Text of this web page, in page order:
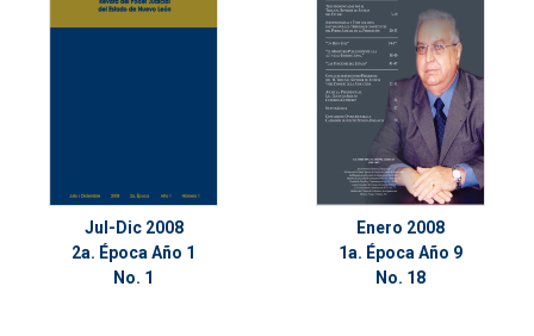
Jul-Dic 2008
2a. Época Año 1
No. 1
Enero 2008
1a. Época Año 9
No. 18